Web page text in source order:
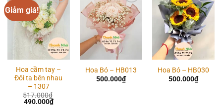
Giảm giá!
Add to
wishlist
Hoa cầm tay –
Đôi ta bên nhau
– 1307
517.000₫
Giá
490.000₫Giá
Add to
wishlist
Hoa Bó – HB013
500.000₫
Add to
wishlist
Hoa Bó – HB030
500.000₫